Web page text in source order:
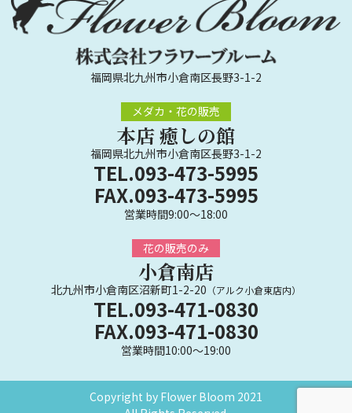
福岡県北九州市小倉南区長野3-1-2
メダカ・花の販売
本店 癒しの館
福岡県北九州市小倉南区長野3-1-2
TEL.093-473-5995
FAX.093-473-5995
営業時間9:00～18:00
花の販売のみ
小倉南店
北九州市小倉南区沼新町1-2-20 （アルク小倉東店内）
TEL.093-471-0830
FAX.093-471-0830
営業時間10:00～19:00
Copyright by Flower Bloom 2021